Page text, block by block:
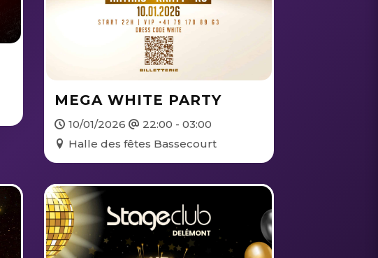
MEGA WHITE PARTY
10/01/2026
22:00 - 03:00
Halle des fêtes Bassecourt